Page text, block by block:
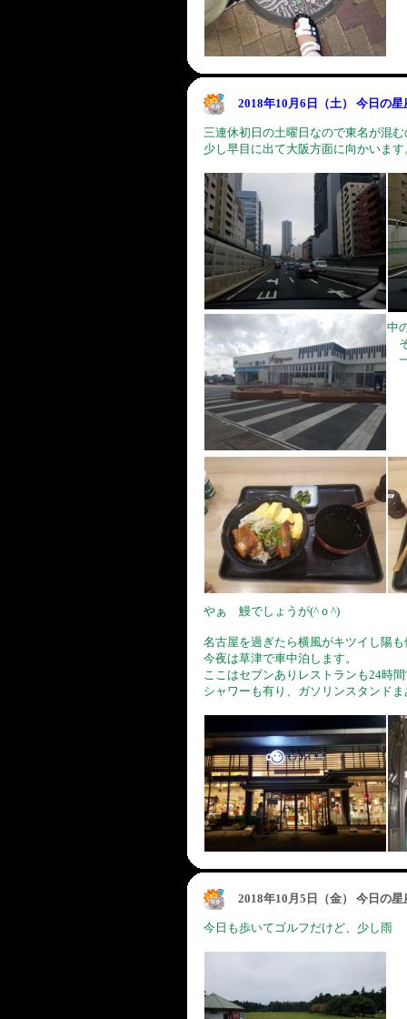
2018年10月6日（土） 今日の
三連休初日の土曜日なので東名が混
少し早目に出て大阪方面に向かいます
中
やぁ 鰻でしょうが(^ｏ^)
名古屋を過ぎたら横風がキツイし陽
今夜は草津で車中泊します。
ここはセブンありレストランも24時
シャワーも有り、ガソリンスタンド
2018年10月5日（金） 今日の
今日も歩いてゴルフだけど、少し雨